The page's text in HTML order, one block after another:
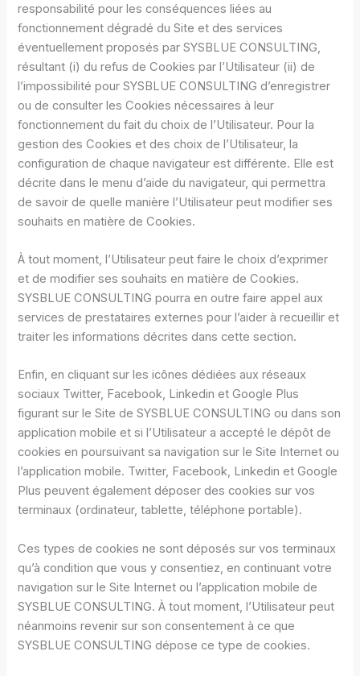
responsabilité pour les conséquences liées au
fonctionnement dégradé du Site et des services
éventuellement proposés par SYSBLUE CONSULTING,
résultant (i) du refus de Cookies par l’Utilisateur (ii) de
l’impossibilité pour SYSBLUE CONSULTING d’enregistrer
ou de consulter les Cookies nécessaires à leur
fonctionnement du fait du choix de l’Utilisateur. Pour la
gestion des Cookies et des choix de l’Utilisateur, la
configuration de chaque navigateur est différente. Elle est
décrite dans le menu d’aide du navigateur, qui permettra
de savoir de quelle manière l’Utilisateur peut modifier ses
souhaits en matière de Cookies.
À tout moment, l’Utilisateur peut faire le choix d’exprimer
et de modifier ses souhaits en matière de Cookies.
SYSBLUE CONSULTING pourra en outre faire appel aux
services de prestataires externes pour l’aider à recueillir et
traiter les informations décrites dans cette section.
Enfin, en cliquant sur les icônes dédiées aux réseaux
sociaux Twitter, Facebook, Linkedin et Google Plus
figurant sur le Site de SYSBLUE CONSULTING ou dans son
application mobile et si l’Utilisateur a accepté le dépôt de
cookies en poursuivant sa navigation sur le Site Internet ou
l’application mobile. Twitter, Facebook, Linkedin et Google
Plus peuvent également déposer des cookies sur vos
terminaux (ordinateur, tablette, téléphone portable).
Ces types de cookies ne sont déposés sur vos terminaux
qu’à condition que vous y consentiez, en continuant votre
navigation sur le Site Internet ou l’application mobile de
SYSBLUE CONSULTING. À tout moment, l’Utilisateur peut
néanmoins revenir sur son consentement à ce que
SYSBLUE CONSULTING dépose ce type de cookies.